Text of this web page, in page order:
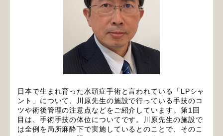
日本で生まれ育った水頭症手術と言われている「LPシャ
ント」について、川原先生の施設で行っている手技のコ
ツや術後管理の注意点などをご紹介しています。第1回
目は、手術手技の体位についてです。川原先生の施設で
は全例を局所麻酔下で実施しているとのことで、そのこ